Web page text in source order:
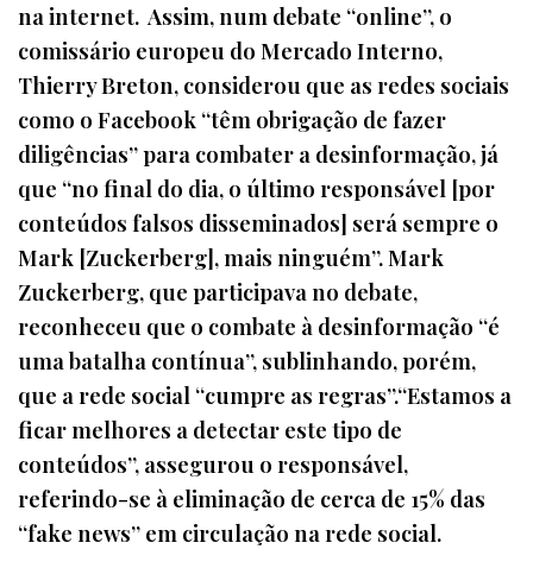
na internet. Assim, num debate “online”, o
comissário europeu do Mercado Interno,
Thierry Breton, considerou que as redes sociais
como o Facebook “têm obrigação de fazer
diligências” para combater a desinformação, já
que “no final do dia, o último responsável [por
conteúdos falsos disseminados] será sempre o
Mark [Zuckerberg], mais ninguém”. Mark
Zuckerberg, que participava no debate,
reconheceu que o combate à desinformação “é
uma batalha contínua”, sublinhando, porém,
que a rede social “cumpre as regras”.“Estamos a
ficar melhores a detectar este tipo de
conteúdos”, assegurou o responsável,
referindo-se à eliminação de cerca de 15% das
“fake news” em circulação na rede social.